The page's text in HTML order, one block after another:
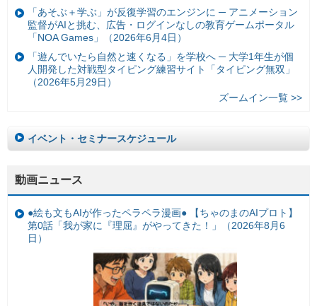
「あそぶ＋学ぶ」が反復学習のエンジンに ─ アニメーション
監督がAIと挑む、広告・ログインなしの教育ゲームポータル
「NOA Games」（2026年6月4日）
「遊んでいたら自然と速くなる」を学校へ ─ 大学1年生が個
人開発した対戦型タイピング練習サイト「タイピング無双」
（2026年5月29日）
ズームイン一覧 >>
イベント・セミナースケジュール
動画ニュース
●絵も文もAIが作ったペラペラ漫画● 【ちゃのまのAIプロト】
第0話「我が家に『理屈』がやってきた！」（2026年8月6
日）